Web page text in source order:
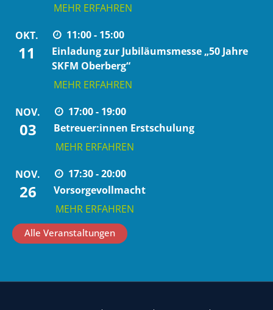
MEHR ERFAHREN
OKT.
11
11:00 - 15:00
Einladung zur Jubiläumsmesse „50 Jahre
SKFM Oberberg“
MEHR ERFAHREN
NOV.
03
17:00 - 19:00
Betreuer:innen Erstschulung
MEHR ERFAHREN
NOV.
26
17:30 - 20:00
Vorsorgevollmacht
MEHR ERFAHREN
Alle Veranstaltungen